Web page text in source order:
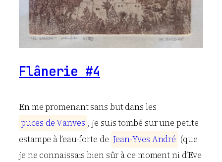
Flânerie #4
En me promenant sans but dans les
puces deVanves , je suis tombé sur une petite
estampe à l’eau-forte de Jean-Yves André (que
je ne connaissais bien sûr à ce moment ni d’Eve